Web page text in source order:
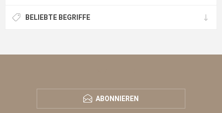
BELIEBTE BEGRIFFE
ABONNIEREN